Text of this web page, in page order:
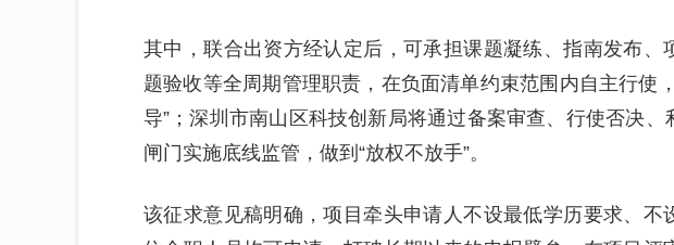
其中，联合出资方经认定后，可承担课题凝练、指南发布、
题验收等全周期管理职责，在负面清单约束范围内自主行使
导”；深圳市南山区科技创新局将通过备案审查、行使否决
闸门实施底线监管，做到“放权不放手”。
该征求意见稿明确，项目牵头申请人不设最低学历要求、不